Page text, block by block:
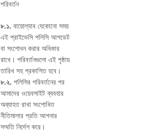
পরিবর্তন
৮.১. বায়োল্যাব যেকোনো সময়
এই প্রাইভেসি পলিসি আপডেট
বা সংশোধন করার অধিকার
রাখে। পরিবর্তনগুলো এই পৃষ্ঠায়
তারিখ সহ প্রকাশিত হবে।
৮.২. পলিসির পরিবর্তনের পর
আমাদের ওয়েবসাইট ব্যবহার
অব্যাহত রাখা সংশোধিত
নীতিমালার প্রতি আপনার
সম্মতি নির্দেশ করে।